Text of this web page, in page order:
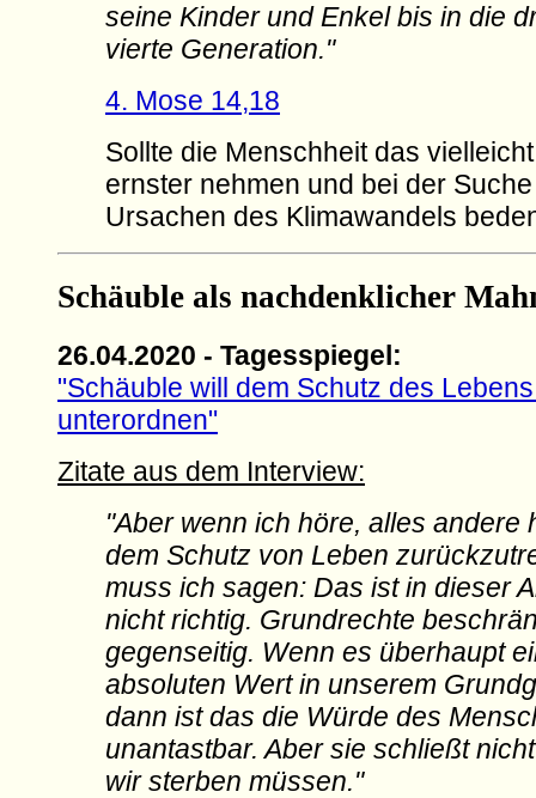
seine Kinder und Enkel bis in die
vierte Generation."
4. Mose 14,18
Sollte die Menschheit das
ernster nehmen und bei der
Ursachen des Klimawandels
Schäuble als nachdenklicher
26.04.2020 - Tagesspiegel:
"Schäuble will dem Schutz des
unterordnen"
Zitate aus dem Interview:
"Aber wenn ich höre, alles andere
dem Schutz von Leben
muss ich sagen: Das ist in dieser
nicht richtig. Grundrechte
gegenseitig. Wenn es überhaupt
absoluten Wert in unserem
dann ist das die Würde des
unantastbar. Aber sie schließt
wir sterben müssen."